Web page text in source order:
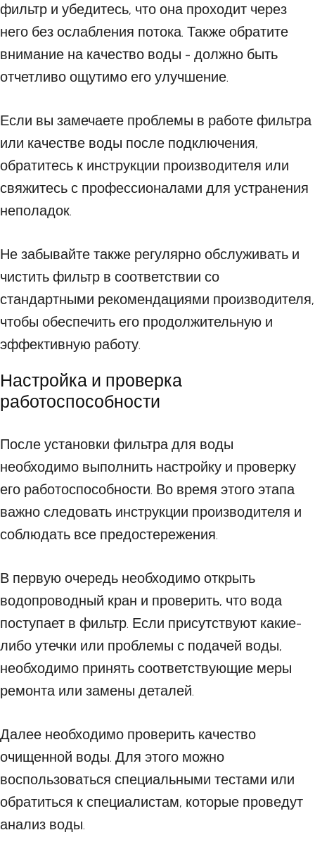
фильтр и убедитесь, что она проходит через
него без ослабления потока. Также обратите
внимание на качество воды - должно быть
отчетливо ощутимо его улучшение.
Если вы замечаете проблемы в работе фильтра
или качестве воды после подключения,
обратитесь к инструкции производителя или
свяжитесь с профессионалами для устранения
неполадок.
Не забывайте также регулярно обслуживать и
чистить фильтр в соответствии со
стандартными рекомендациями производителя,
чтобы обеспечить его продолжительную и
эффективную работу.
Настройка и проверка
работоспособности
После установки фильтра для воды
необходимо выполнить настройку и проверку
его работоспособности. Во время этого этапа
важно следовать инструкции производителя и
соблюдать все предостережения.
В первую очередь необходимо открыть
водопроводный кран и проверить, что вода
поступает в фильтр. Если присутствуют какие-
либо утечки или проблемы с подачей воды,
необходимо принять соответствующие меры
ремонта или замены деталей.
Далее необходимо проверить качество
очищенной воды. Для этого можно
воспользоваться специальными тестами или
обратиться к специалистам, которые проведут
анализ воды.